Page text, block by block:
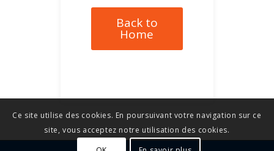
Back to
Home
Ce site utilise des cookies. En poursuivant votre navigation sur ce
site, vous acceptez notre utilisation des cookies.